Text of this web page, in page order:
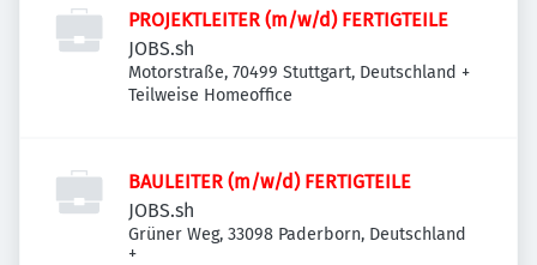
PROJEKTLEITER (m/w/d) FERTIGTEILE
JOBS.sh
Motorstraße, 70499 Stuttgart, Deutschland +
Teilweise Homeoffice
BAULEITER (m/w/d) FERTIGTEILE
JOBS.sh
Grüner Weg, 33098 Paderborn, Deutschland
+